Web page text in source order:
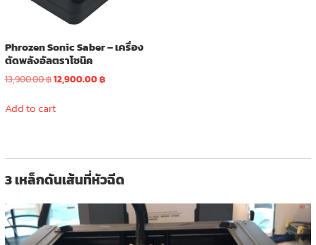
Phrozen Sonic Saber – เครื่อง
ตัดพลังอัลตราโซนิค
13,900.00฿Original
was:
12,900.00฿Current
Add to cart
3 เหล็กดันเส้นที่หัวฉีด